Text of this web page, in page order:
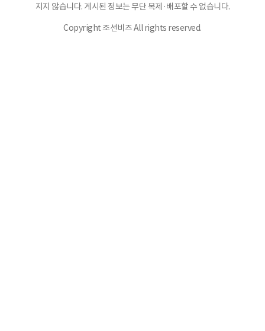
지지 않습니다. 게시된 정보는 무단 복제·배포할 수 없습니다.
Copyright 조선비즈 All rights reserved.